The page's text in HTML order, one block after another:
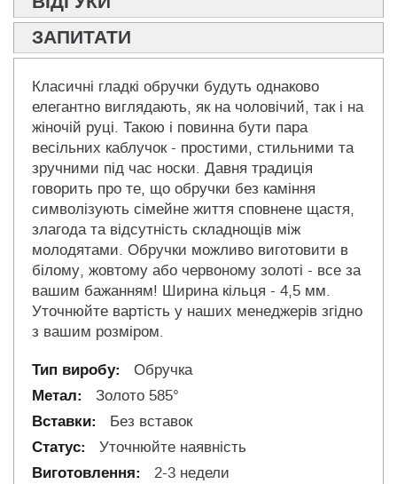
ЗАПИТАТИ
Класичні гладкі обручки будуть однаково
елегантно виглядають, як на чоловічий, так і на
жіночій руці. Такою і повинна бути пара
весільних каблучок - простими, стильними та
зручними під час носки. Давня традиція
говорить про те, що обручки без каміння
символізують сімейне життя сповнене щастя,
злагода та відсутність складнощів між
молодятами. Обручки можливо виготовити в
білому, жовтому або червоному золоті - все за
вашим бажанням! Ширина кільця - 4,5 мм.
Уточнюйте вартість у наших менеджерів згідно
з вашим розміром.
Обручка
Золото 585°
Без вставок
Уточнюйте наявність
2-3 недели